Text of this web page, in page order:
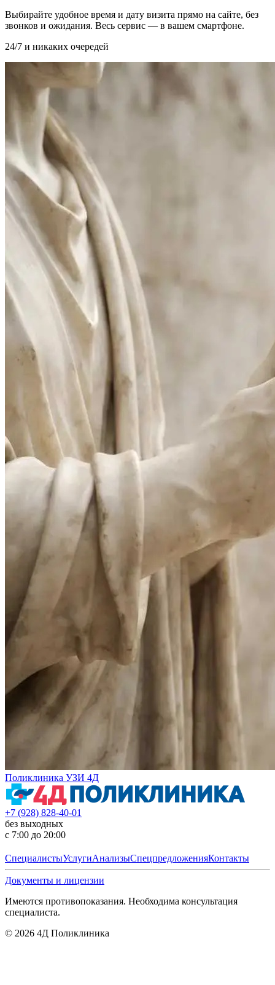
Выбирайте удобное время и дату визита прямо на сайте, без
звонков и ожидания. Весь сервис — в вашем смартфоне.
24/7 и никаких очередей
Поликлиника УЗИ 4Д
+7 (928) 828-40-01
без выходных
с 7:00 до 20:00
СпециалистыУслугиАнализыСпецпредложенияКонтакты
Документы и лицензии
Имеются противопоказания. Необходима консультация
специалиста.
© 2026 4Д Поликлиника